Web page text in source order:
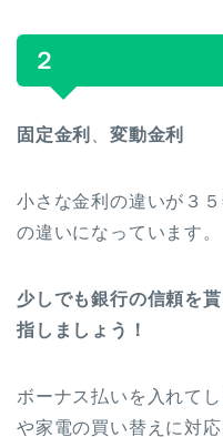
２
固定金利 、変動金利
小さな金利の違いが３
の違いになっています。
少しでも銀行の信頼を
指しましょう！
ボーナス払いを入れて
や家電の買い替えに対